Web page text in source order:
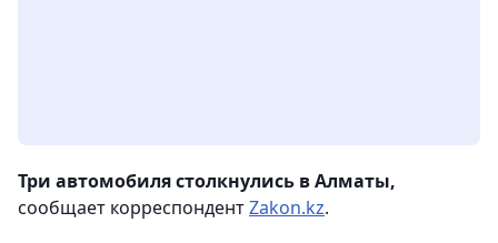
Три автомобиля столкнулись в Алматы,
сообщает корреспондентZakon.kz.